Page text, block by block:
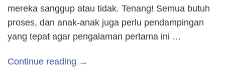
mereka sanggup atau tidak. Tenang! Semua butuh
proses, dan anak-anak juga perlu pendampingan
yang tepat agar pengalaman pertama ini …
Continue reading →